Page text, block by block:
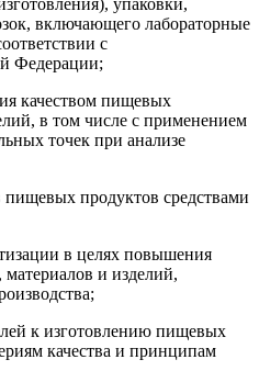
упаковки,
включающего лабораторные
с
Федерации;
качеством пищевых
в том числе с применением
точек при анализе
продуктов средствами
в целях повышения
и изделий,
к изготовлению пищевых
качества и принципам